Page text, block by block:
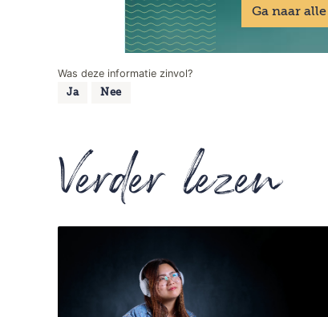
Ga naar
Was deze informatie zinvol?
Ja Nee
Verder lezen